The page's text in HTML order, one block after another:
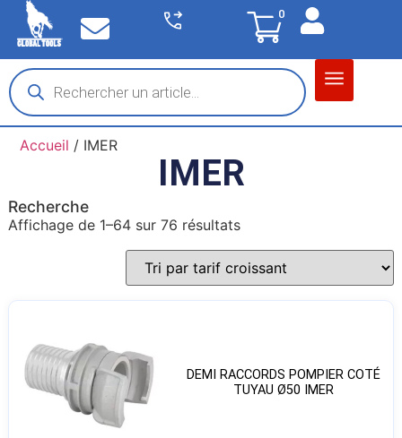
0
Accueil / IMER
IMER
Recherche
Affichage de 1–64 sur 76 résultats
DEMI RACCORDS POMPIER COTÉ
TUYAU Ø50 IMER